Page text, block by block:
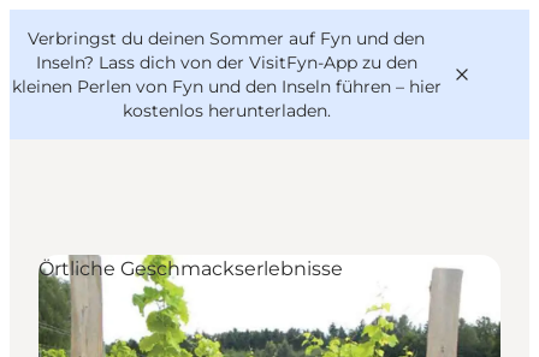
Verbringst du deinen Sommer auf Fyn und den
Inseln? Lass dich von der VisitFyn-App zu den
kleinen Perlen von Fyn und den Inseln führen – hier
kostenlos herunterladen.
Reise Ideen
Outdoor & bike
Essen & trinken
VisitFyn
Deutsch
Örtliche Geschmackserlebnisse